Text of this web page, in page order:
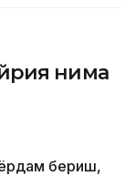
нима
ёрдам бериш,